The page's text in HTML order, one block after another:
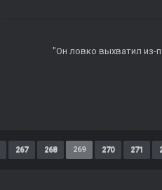
"Он ловко выхватил из-
267 268 269 270 271